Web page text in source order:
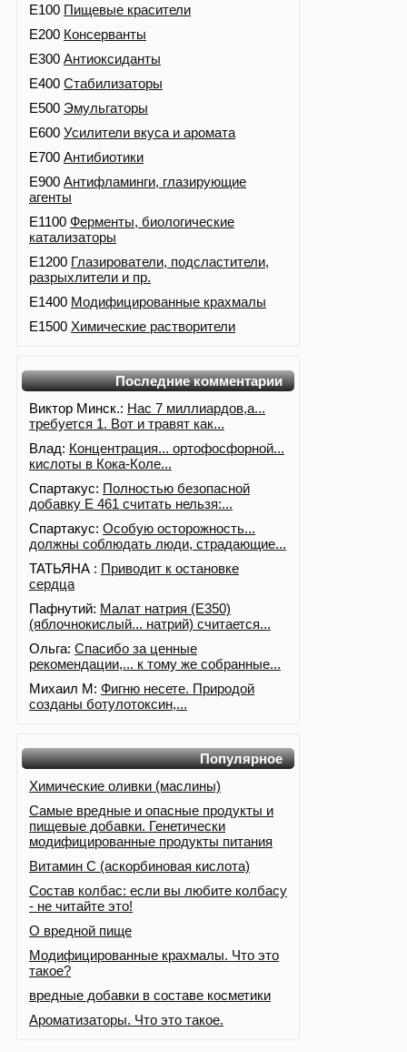
E100 Пищевые красители
E200 Консерванты
E300 Антиоксиданты
E400 Стабилизаторы
E500 Эмульгаторы
E600 Усилители вкуса и аромата
E700 Антибиотики
E900 Антифламинги, глазирующие
агенты
E1100 Ферменты, биологические
катализаторы
E1200 Глазирователи, подсластители,
разрыхлители и пр.
E1400 Модифицированные крахмалы
E1500 Химические растворители
Последние комментарии
Виктор Минск.: Нас 7 миллиардов,а...
требуется 1. Вот и травят как...
Влад: Концентрация... ортофосфорной...
кислоты в Кока-Коле...
Спартакус: Полностью безопасной
добавку Е 461 считать нельзя:...
Спартакус: Особую осторожность...
должны соблюдать люди, страдающие...
ТАТЬЯНА : Приводит к остановке
сердца
Пафнутий: Малат натрия (E350)
(яблочнокислый... натрий) считается...
Ольга: Спасибо за ценные
рекомендации,... к тому же собранные...
Михаил М: Фигню несете. Природой
созданы ботулотоксин,...
Популярное
Химические оливки (маслины)
Самые вредные и опасные продукты и
пищевые добавки. Генетически
модифицированные продукты питания
Витамин С (аскорбиновая кислота)
Состав колбас: если вы любите колбасу
- не читайте это!
О вредной пище
Модифицированные крахмалы. Что это
такое?
вредные добавки в составе косметики
Ароматизаторы. Что это такое.